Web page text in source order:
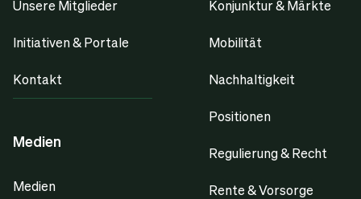
Unsere Mitglieder
Initiativen & Portale
Kontakt
Medien
Medien
Konjunktur & Märkte
Mobilität
Nachhaltigkeit
Positionen
Regulierung & Recht
Rente & Vorsorge